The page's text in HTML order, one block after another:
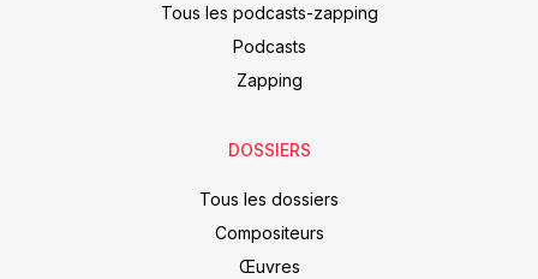
Tous les podcasts-zapping
Podcasts
Zapping
DOSSIERS
Tous les dossiers
Compositeurs
Œuvres